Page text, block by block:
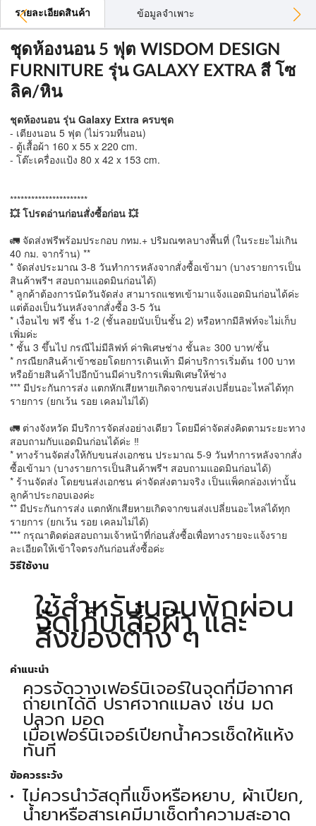
รายละเอียดสินค้า ข้อมูลจำเพาะ
ชุดห้องนอน 5 ฟุต WISDOM DESIGN
FURNITURE รุ่น GALAXY EXTRA สี โซ
ลิค/หิน
ชุดห้องนอน รุ่น Galaxy Extra ครบชุด
- เตียงนอน 5 ฟุต (ไม่รวมที่นอน)
- ตู้เสื้อผ้า 160 x 55 x 220 cm.
- โต๊ะเครื่องแป้ง 80 x 42 x 153 cm.
**********************
💥 โปรดอ่านก่อนสั่งซื้อก่อน 💥
🚛 จัดส่งฟรีพร้อมประกอบ กทม.+ ปริมณฑลบางพื้นที่ (ในระยะไม่เกิน
40 กม. จากร้าน) **
* จัดส่งประมาณ 3-8 วันทำการหลังจากสั่งซื้อเข้ามา (บางรายการเป็น
สินค้าพรีฯ สอบถามแอดมินก่อนได้)
* ลูกค้าต้องการนัดวันจัดส่ง สามารถแชทเข้ามาแจ้งแอดมินก่อนได้ค่ะ
แต่ต้องเป็นวันหลังจากสั่งซื้อ 3-5 วัน
* เงื่อนไข ฟรี ชั้น 1-2 (ชั้นลอยนับเป็นชั้น 2) หรือหากมีลิฟท์จะไม่เก็บ
เพิ่มค่ะ
* ชั้น 3 ขึ้นไป กรณีไม่มีลิฟท์ ค่าพิเศษช่าง ชั้นละ 300 บาท/ชั้น
* กรณียกสินค้าเข้าซอยโดยการเดินเท้า มีค่าบริการเริ่มต้น 100 บาท
หรือย้ายสินค้าไปอีกบ้านมีค่าบริการเพิ่มพิเศษให้ช่าง
*** มีประกันการส่ง แตกหักเสียหายเกิดจากขนส่งเปลี่ยนอะไหล่ได้ทุก
รายการ (ยกเว้น รอย เคลมไม่ได้)
🚛 ต่างจังหวัด มีบริการจัดส่งอย่างเดียว โดยมีค่าจัดส่งคิดตามระยะทาง
สอบถามกับแอดมินก่อนได้ค่ะ ‼️
* ทางร้านจัดส่งให้กับขนส่งเอกชน ประมาณ 5-9 วันทำการหลังจากสั่ง
ซื้อเข้ามา (บางรายการเป็นสินค้าพรีฯ สอบถามแอดมินก่อนได้)
* ร้านจัดส่ง โดยขนส่งเอกชน ค่าจัดส่งตามจริง เป็นแพ็คกล่องเท่านั้น
ลูกค้าประกอบเองค่ะ
** มีประกันการส่ง แตกหักเสียหายเกิดจากขนส่งเปลี่ยนอะไหล่ได้ทุก
รายการ (ยกเว้น รอย เคลมไม่ได้)
*** กรุณาติดต่อสอบถามเจ้าหน้าที่ก่อนสั่งซื้อเพื่อทางรายจะแจ้งราย
ละเอียดให้เข้าใจตรงกันก่อนสั่งซื้อค่ะ
วิธีใช้งาน
ใช้สำหรับนอนพักผ่อน
จัดเก็บเสื้อผ้า และ
สิ่งของต่าง ๆ
คำแนะนำ
ควรจัดวางเฟอร์นิเจอร์ในจุดที่มีอากาศ
ถ่ายเทได้ดี ปราศจากแมลง เช่น มด
ปลวก มอด
เมื่อเฟอร์นิเจอร์เปียกน้ำควรเช็ดให้แห้ง
ทันที
ข้อควรระวัง
ไม่ควรนำวัสดุที่แข็งหรือหยาบ, ผ้าเปียก,
น้ำยาหรือสารเคมีมาเช็ดทำความสะอาด